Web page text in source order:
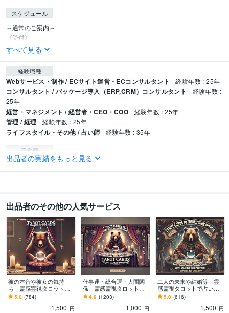
スケジュール
～通常のご案内～
《受付》
すべて見る
経験職種
Webサービス・制作 / ECサイト運営・ECコンサルタント 経験年数 : 25年
コンサルタント / パッケージ導入（ERP,CRM）コンサルタント
経験年数 :
25年
経営・マネジメント / 経営者・CEO・COO 経験年数 : 25年
管理 / 経理 経験年数 : 25年
ライフスタイル・その他 / 占い師 経験年数 : 35年
受賞歴
楽天ショップオブザイヤー２０１７パソコン周辺機器ジャンル大賞
ョップオブザイヤー２０１９パソコン周辺機器ジャンル賞 楽天ショップオ
店舗（３回目
ココナラ認定占い師
資格・検定
日商簿記検定2級 取得年 : 1992年
情報処理技術者（第二種情報処理技術者） 取得年 : 1993年
ビジネス・クリエイティブツール
弥生会計:30年Excel:25年
Google サイト:25年
Google スプレッドシート:3年Google スライド:3年
Google ドキュメント:3年
PowerPoint:25年Word:25年STORES:1年
勘定奉行:25年
Google Analytics:5年Vrew:2年
出品者の実績をもっと見る
出品者のその他の人気サービス
彼の本音や彼女の気持
ち 霊感霊視タロットで
占います 複雑恋愛・復
縁・ツインレイ・結婚の
進展・ソウルメイト・縁
5.0 (784)
1,500 円
仕事運・総合運・人間関
係 霊感霊視タロット占
います 2026年適職・転職
の参考・未来の運勢や運
気 仕事運アップ
4.9 (1203)
1,000 円
二人の未来や結婚等 霊
感霊視タロットで占いま
す 複雑恋愛・復縁・ツイ
ンレイ・結婚の進展・ソ
ウルメイト・縁結び
5.0 (616)
1,500 円